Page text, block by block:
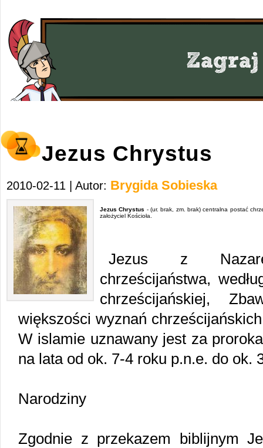
Jezus Chrystus
2010-02-11 | Autor: Brygida Sobieska
Jezus Chrystus - (ur. brak, zm. brak) centralna postać
założyciel Kościoła.
Jezus z
chrześcijaństwa,
chrześcijańskiej,
większości wyznań
W islamie uznawany jest za
na lata od ok. 7-4 roku p.n.e. do ok.
Narodziny
Zgodnie z przekazem biblijnym